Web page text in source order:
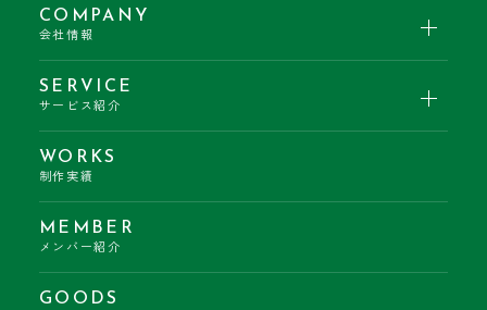
COMPANY
会社情報
SERVICE
サービス紹介
WORKS
制作実績
MEMBER
メンバー紹介
GOODS